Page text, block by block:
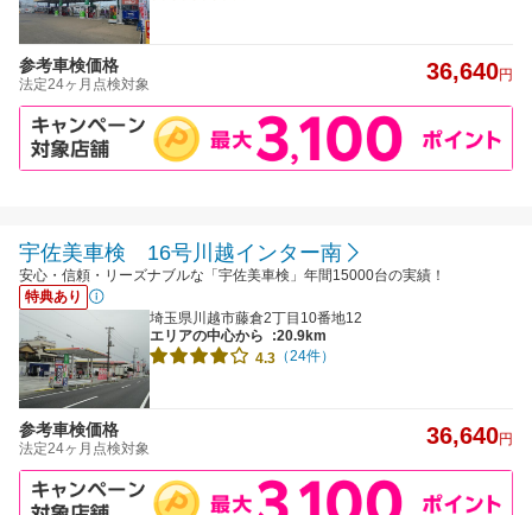
参考車検価格
法定24ヶ月点検対象 36,640円
宇佐美車検 16号川越インター南
安心・信頼・リーズナブルな「宇佐美車検」年間15000台の実績！
特典あり
埼玉県川越市藤倉2丁目10番地12
エリアの中心から
:20.9km
4.3 （24件）
参考車検価格
法定24ヶ月点検対象 36,640円